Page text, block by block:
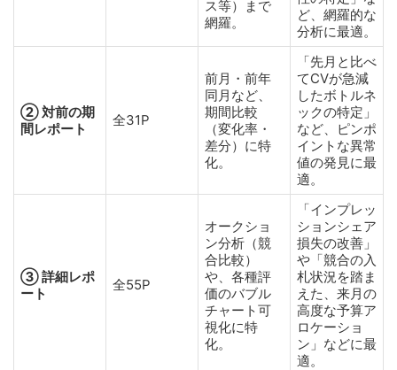
ス等）まで
網羅。
ど、網羅的な
分析に最適。
② 対前の期
間レポート
全31P
前月・前年
同月など、
期間比較
（変化率・
差分）に特
化。
「先月と比べ
てCVが急減
したボトルネ
ックの特定」
など、ピンポ
イントな異常
値の発見に最
適。
③ 詳細レポ
ート
全55P
オークショ
ン分析（競
合比較）
や、各種評
価のバブル
チャート可
視化に特
化。
「インプレッ
ションシェア
損失の改善」
や「競合の入
札状況を踏ま
えた、来月の
高度な予算ア
ロケーショ
ン」などに最
適。